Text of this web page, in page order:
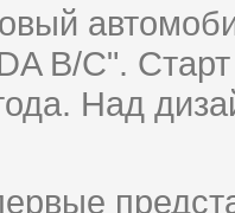
B/C".
Над